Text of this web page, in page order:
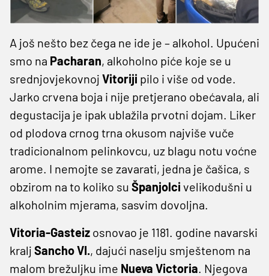
A još nešto bez čega ne ide je – alkohol. Upućeni
smo na Pacharan, alkoholno piće koje se u
srednjovjekovnoj Vitoriji pilo i više od vode.
Jarko crvena boja i nije pretjerano obećavala, ali
degustacija je ipak ublažila prvotni dojam. Liker
od plodova crnog trna okusom najviše vuče
tradicionalnom pelinkovcu, uz blagu notu voćne
arome. I nemojte se zavarati, jedna je čašica, s
obzirom na to koliko su Španjolci velikodušni u
alkoholnim mjerama, sasvim dovoljna.
Vitoria-Gasteiz osnovao je 1181. godine navarski
kralj Sancho VI., dajući naselju smještenom na
malom brežuljku ime Nueva Victoria. Njegova